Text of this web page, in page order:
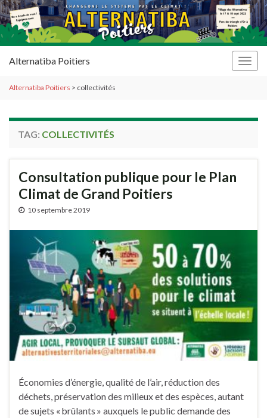
Alternatiba Poitiers
Alternatiba Poitiers > collectivités
TAG: COLLECTIVITÉS
Consultation publique pour le Plan
Climat de Grand Poitiers
10 septembre 2019
Économies d’énergie, qualité de l’air, réduction des
déchets, préservation des milieux et des espèces, autant
de sujets « brûlants » auxquels le public demande des